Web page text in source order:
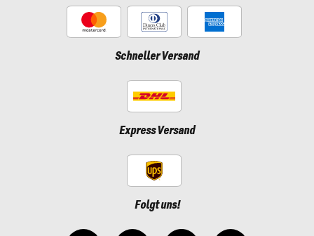
Schneller Versand
Express Versand
Folgt uns!